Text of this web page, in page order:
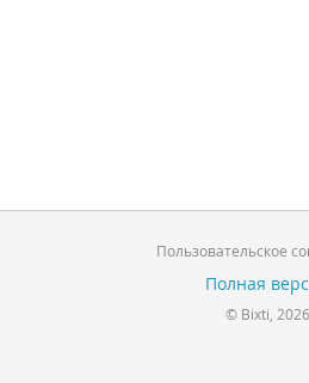
Пользовательское
Полная
© Bixti, 2026